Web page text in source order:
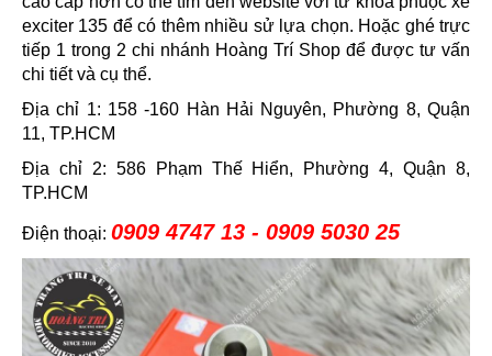
exciter 135 để có thêm nhiều sử lựa chọn. Hoặc ghé trực
tiếp 1 trong 2 chi nhánh Hoàng Trí Shop để được tư vấn
chi tiết và cụ thể.
Địa chỉ 1: 158 -160 Hàn Hải Nguyên, Phường 8, Quận
11, TP.HCM
Địa chỉ 2: 586 Phạm Thế Hiển, Phường 4, Quận 8,
TP.HCM
Điện thoại: 0909 4747 13 - 0909 5030 25